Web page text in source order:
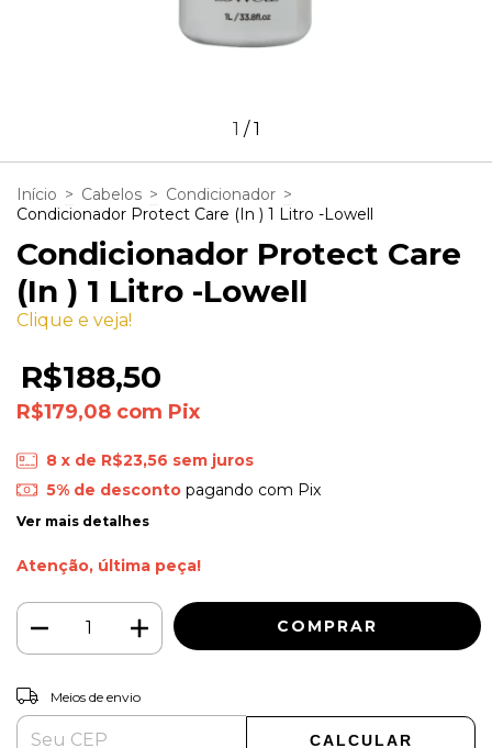
1 /1
Início > Cabelos > Condicionador >
Condicionador Protect Care (In ) 1 Litro -Lowell
Condicionador Protect Care
(In ) 1 Litro -Lowell
Clique e veja!
R$188,50
R$179,08 com Pix
8 x de R$23,56 sem juros
5% de descontopagando com Pix
Ver mais detalhes
Atenção, última peça!
Entregas para o CEP:
Meios de envio
CALCULAR